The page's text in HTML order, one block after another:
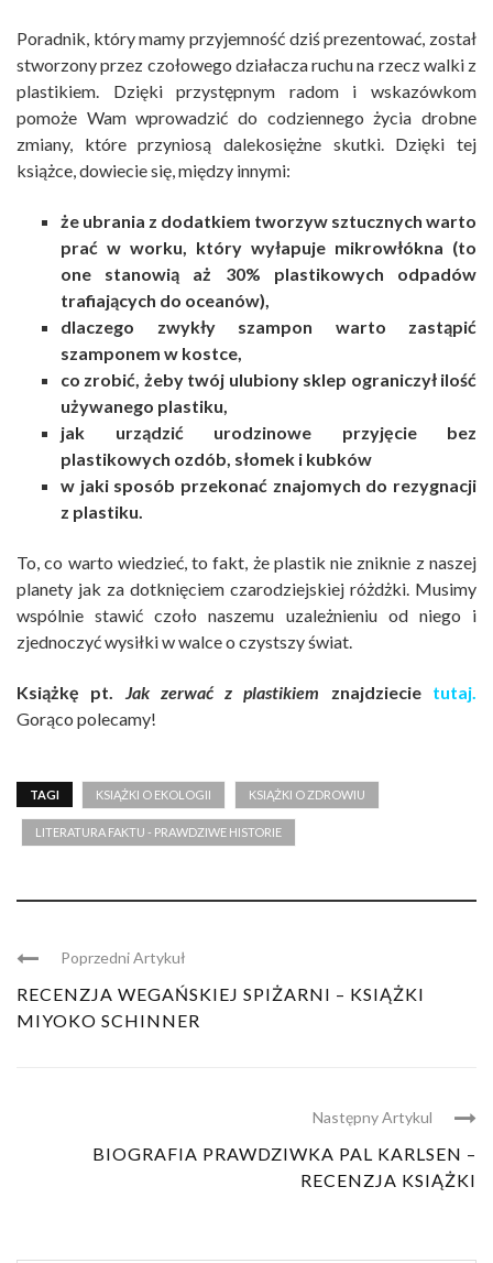
Poradnik, który mamy przyjemność dziś prezentować, został
stworzony przez czołowego działacza ruchu na rzecz walki z
plastikiem. Dzięki przystępnym radom i wskazówkom
pomoże Wam wprowadzić do codziennego życia drobne
zmiany, które przyniosą dalekosiężne skutki. Dzięki tej
książce, dowiecie się, między innymi:
że ubrania z dodatkiem tworzyw sztucznych warto
prać w worku, który wyłapuje mikrowłókna (to
one stanowią aż 30% plastikowych odpadów
trafiających do oceanów),
dlaczego zwykły szampon warto zastąpić
szamponem w kostce,
co zrobić, żeby twój ulubiony sklep ograniczył ilość
używanego plastiku,
jak urządzić urodzinowe przyjęcie bez
plastikowych ozdób, słomek i kubków
w jaki sposób przekonać znajomych do rezygnacji
z plastiku.
To, co warto wiedzieć, to fakt, że plastik nie zniknie z naszej
planety jak za dotknięciem czarodziejskiej różdżki. Musimy
wspólnie stawić czoło naszemu uzależnieniu od niego i
zjednoczyć wysiłki w walce o czystszy świat.
Książkę pt. Jak zerwać z plastikiem znajdziecie tutaj.
Gorąco polecamy!
TAGI KSIĄŻKI O EKOLOGII KSIĄŻKI O ZDROWIU
LITERATURA FAKTU - PRAWDZIWE HISTORIE
Poprzedni Artykuł
RECENZJA WEGAŃSKIEJ SPIŻARNI – KSIĄŻKI
MIYOKO SCHINNER
Następny Artykul
BIOGRAFIA PRAWDZIWKA PAL KARLSEN –
RECENZJA KSIĄŻKI